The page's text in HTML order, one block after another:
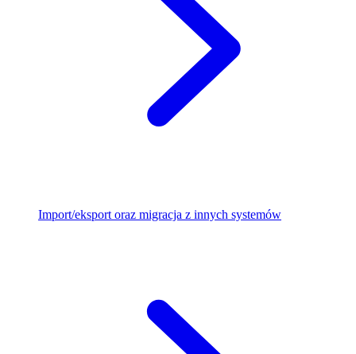
Import/eksport oraz migracja z innych systemów